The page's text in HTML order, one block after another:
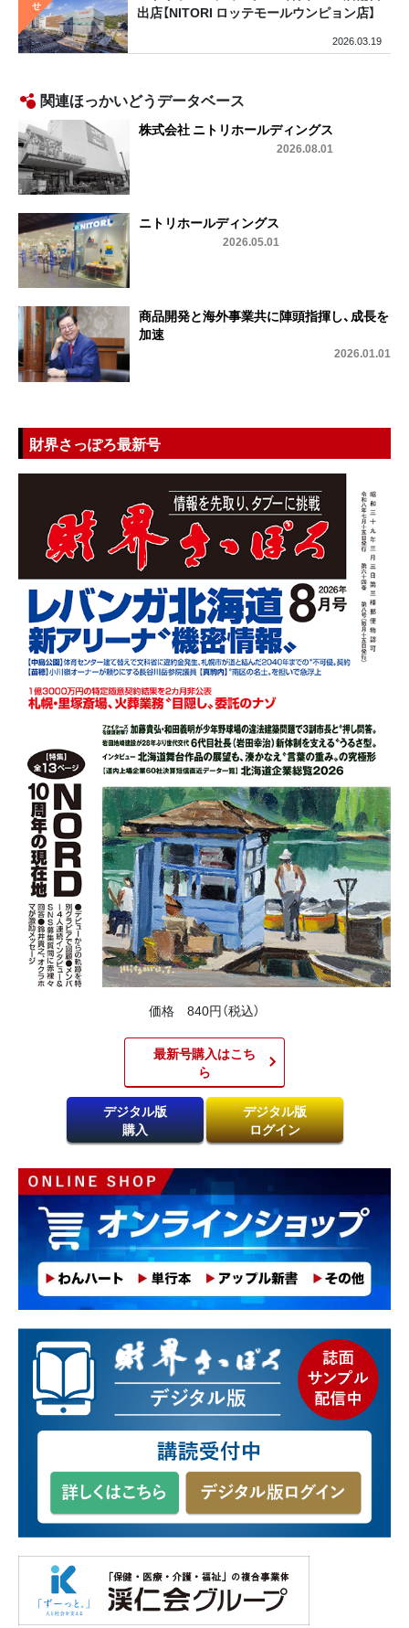
出店【NITORI ロッテモールウンピョン店】
2026.03.19
関連ほっかいどうデータベース
株式会社 ニトリホールディングス
2026.08.01
ニトリホールディングス
2026.05.01
商品開発と海外事業共に陣頭指揮し、成長を
加速
2026.01.01
財界さっぽろ最新号
価格 840円（税込）
最新号購入はこち
ら​
デジタル版
購入
デジタル版
ログイン